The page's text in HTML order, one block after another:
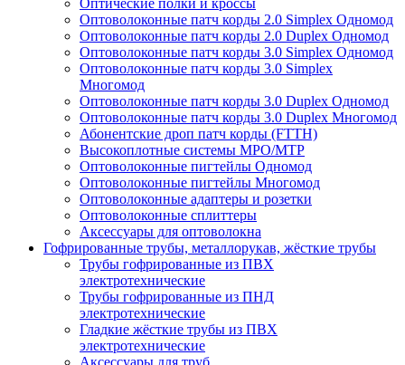
Оптоволоконные патч корды 2.0 Simplex Одномод
Оптоволоконные патч корды 2.0 Duplex Одномод
Оптоволоконные патч корды 3.0 Simplex Одномод
Оптоволоконные патч корды 3.0 Simplex
Многомод
Оптоволоконные патч корды 3.0 Duplex Одномод
Оптоволоконные патч корды 3.0 Duplex Многомод
Абонентские дроп патч корды (FTTH)
Высокоплотные системы MPO/MTP
Оптоволоконные пигтейлы Одномод
Оптоволоконные пигтейлы Многомод
Оптоволоконные адаптеры и розетки
Оптоволоконные сплиттеры
Аксессуары для оптоволокна
Гофрированные трубы, металлорукав, жёсткие трубы
Трубы гофрированные из ПВХ
электротехнические
Трубы гофрированные из ПНД
электротехнические
Гладкие жёсткие трубы из ПВХ
электротехнические
Аксессуары для труб